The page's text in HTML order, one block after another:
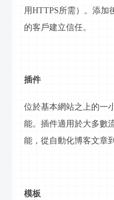
用HTTPS所需）。添加
的客戶建立信任。
插件
位於基本網站之上的一
能。插件適用於大多數
能，從自動化博客文章
模板